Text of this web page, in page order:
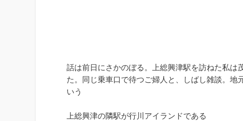
話は前日にさかのぼる。上総興津駅を訪ねた私は
た。同じ乗車口で待つご婦人と、しばし雑談。地
いう
上総興津の隣駅が行川アイランドである